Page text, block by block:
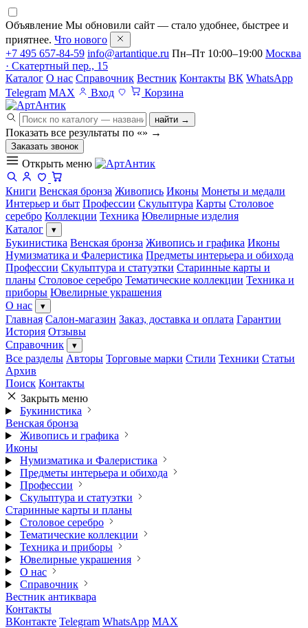
Объявление Мы обновили сайт — стало удобнее, быстрее и
приятнее. Что нового
+7 495 657-84-59 info@artantique.ru Пн–Пт 10:00–19:00 Москва
· Скатертный пер., 15
Каталог О нас Справочник Вестник Контакты ВК WhatsApp
Telegram MAX Вход Корзина
найти →
Показать все результаты по «» →
Заказать звонок
Открыть меню
Книги Венская бронза Живопись Иконы Монеты и медали
Интерьер и быт Профессии Скульптура Карты Столовое
серебро Коллекции Техника Ювелирные изделия
Каталог
▾
Букинистика Венская бронза Живопись и графика Иконы
Нумизматика и Фалеристика Предметы интерьера и обихода
Профессии Скульптура и статуэтки Старинные карты и
планы Столовое серебро Тематические коллекции Техника и
приборы Ювелирные украшения
О нас
▾
Главная Салон-магазин Заказ, доставка и оплата Гарантии
История Отзывы
Справочник
▾
Все разделы Авторы Торговые марки Стили Техники Статьи
Архив
Поиск Контакты
Закрыть меню
Букинистика
Венская бронза
Живопись и графика
Иконы
Нумизматика и Фалеристика
Предметы интерьера и обихода
Профессии
Скульптура и статуэтки
Старинные карты и планы
Столовое серебро
Тематические коллекции
Техника и приборы
Ювелирные украшения
О нас
Справочник
Вестник антиквара
Контакты
ВКонтакте Telegram WhatsApp MAX